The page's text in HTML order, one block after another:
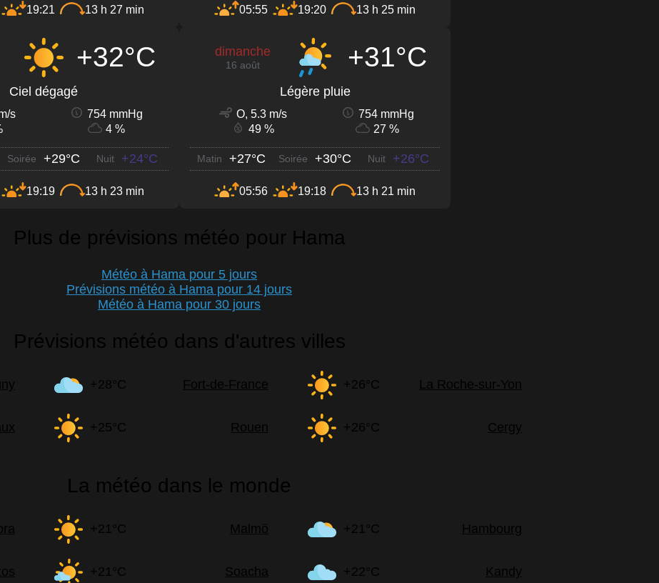
19:21 13 h 27 min 05:55 19:20 13 h 25 min
+32°C
Ciel dégagé
s
754 mmHg
4 %
Soirée +29°C Nuit +24°C
19:19 13 h 23 min
dimanche
16 août +31°C
Légère pluie
O, 5.3 m/s
754 mmHg
49 %
27 %
Matin +27°C Soirée +30°C Nuit +26°C
05:56 19:18 13 h 21 min
Plus de prévisions météo pour Hama
Météo à Hama pour 5 jours
Prévisions météo à Hama pour 14 jours
Météo à Hama pour 30 jours
Prévisions météo dans d'autres villes
+28°C Fort-de-France +26°C La Roche-sur-Yon
+25°C Rouen +26°C Cergy
La météo dans le monde
+21°C Malmö +21°C Hambourg
+21°C Soacha +22°C Kandy